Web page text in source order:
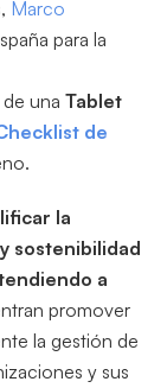
Marco
para la
una Tablet
de
la
sostenibilidad
a
promover
la gestión de
y sus